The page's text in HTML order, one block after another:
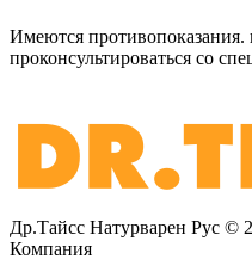
Имеются
проконсультироваться со
Др.Тайсс Натурварен Рус ©
Компания